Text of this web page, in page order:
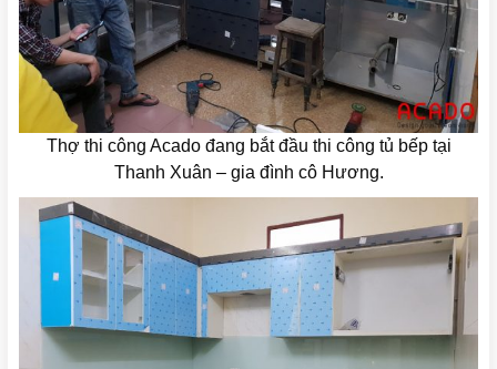
Thợ thi công Acado đang bắt đầu thi công tủ bếp tại
Thanh Xuân – gia đình cô Hương.